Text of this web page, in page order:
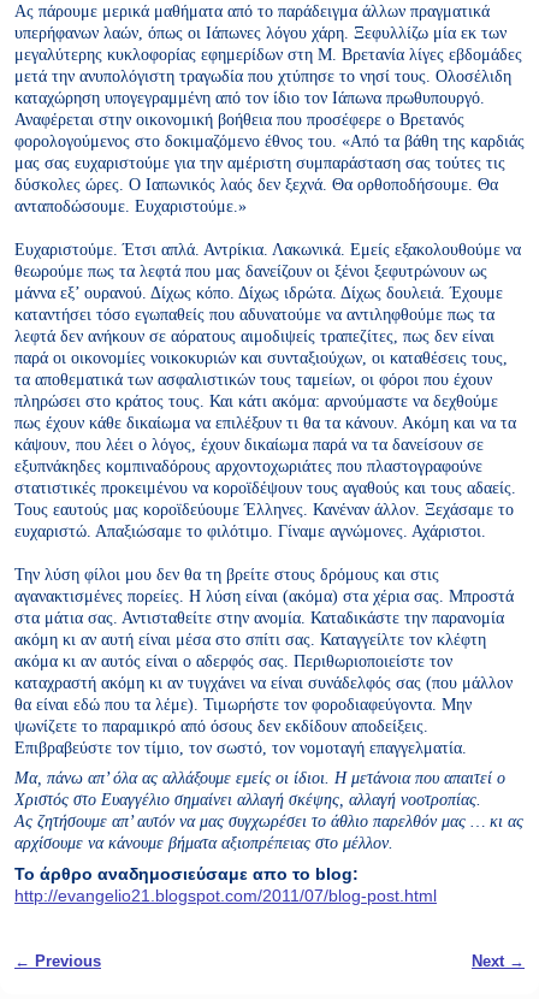
Ας πάρουμε μερικά μαθήματα από το παράδειγμα άλλων πραγματικά
υπερήφανων λαών, όπως οι Ιάπωνες λόγου χάρη. Ξεφυλλίζω μία εκ των
μεγαλύτερης κυκλοφορίας εφημερίδων στη Μ. Βρετανία λίγες εβδομάδες
μετά την ανυπολόγιστη τραγωδία που χτύπησε το νησί τους. Ολοσέλιδη
καταχώρηση υπογεγραμμένη από τον ίδιο τον Ιάπωνα πρωθυπουργό.
Αναφέρεται στην οικονομική βοήθεια που προσέφερε ο Βρετανός
φορολογούμενος στο δοκιμαζόμενο έθνος του. «Από τα βάθη της καρδιάς
μας σας ευχαριστούμε για την αμέριστη συμπαράσταση σας τούτες τις
δύσκολες ώρες. Ο Ιαπωνικός λαός δεν ξεχνά. Θα ορθοποδήσουμε. Θα
ανταποδώσουμε. Ευχαριστούμε.»
Ευχαριστούμε. Έτσι απλά. Αντρίκια. Λακωνικά. Εμείς εξακολουθούμε να
θεωρούμε πως τα λεφτά που μας δανείζουν οι ξένοι ξεφυτρώνουν ως
μάννα εξ’ ουρανού. Δίχως κόπο. Δίχως ιδρώτα. Δίχως δουλειά. Έχουμε
καταντήσει τόσο εγωπαθείς που αδυνατούμε να αντιληφθούμε πως τα
λεφτά δεν ανήκουν σε αόρατους αιμοδιψείς τραπεζίτες, πως δεν είναι
παρά οι οικονομίες νοικοκυριών και συνταξιούχων, οι καταθέσεις τους,
τα αποθεματικά των ασφαλιστικών τους ταμείων, οι φόροι που έχουν
πληρώσει στο κράτος τους. Και κάτι ακόμα: αρνούμαστε να δεχθούμε
πως έχουν κάθε δικαίωμα να επιλέξουν τι θα τα κάνουν. Ακόμη και να τα
κάψουν, που λέει ο λόγος, έχουν δικαίωμα παρά να τα δανείσουν σε
εξυπνάκηδες κομπιναδόρους αρχοντοχωριάτες που πλαστογραφούνε
στατιστικές προκειμένου να κοροϊδέψουν τους αγαθούς και τους αδαείς.
Τους εαυτούς μας κοροϊδεύουμε Έλληνες. Κανέναν άλλον. Ξεχάσαμε το
ευχαριστώ. Απαξιώσαμε το φιλότιμο. Γίναμε αγνώμονες. Αχάριστοι.
Την λύση φίλοι μου δεν θα τη βρείτε στους δρόμους και στις
αγανακτισμένες πορείες. Η λύση είναι (ακόμα) στα χέρια σας. Μπροστά
στα μάτια σας. Αντισταθείτε στην ανομία. Καταδικάστε την παρανομία
ακόμη κι αν αυτή είναι μέσα στο σπίτι σας. Καταγγείλτε τον κλέφτη
ακόμα κι αν αυτός είναι ο αδερφός σας. Περιθωριοποιείστε τον
καταχραστή ακόμη κι αν τυγχάνει να είναι συνάδελφός σας (που μάλλον
θα είναι εδώ που τα λέμε). Τιμωρήστε τον φοροδιαφεύγοντα. Μην
ψωνίζετε το παραμικρό από όσους δεν εκδίδουν αποδείξεις.
Επιβραβεύστε τον τίμιο, τον σωστό, τον νομοταγή επαγγελματία.
Μα, πάνω απ’ όλα ας αλλάξουμε εμείς οι ίδιοι. Η μετάνοια που απαιτεί ο
Χριστός στο Ευαγγέλιο σημαίνει αλλαγή σκέψης, αλλαγή νοοτροπίας.
Ας ζητήσουμε απ’ αυτόν να μας συγχωρέσει το άθλιο παρελθόν μας … κι ας
αρχίσουμε να κάνουμε βήματα αξιοπρέπειας στο μέλλον.
Το άρθρο αναδημοσιεύσαμε απο το blog:
http://evangelio21.blogspot.com/2011/07/blog-post.html
Post navigation
← Previous Next →